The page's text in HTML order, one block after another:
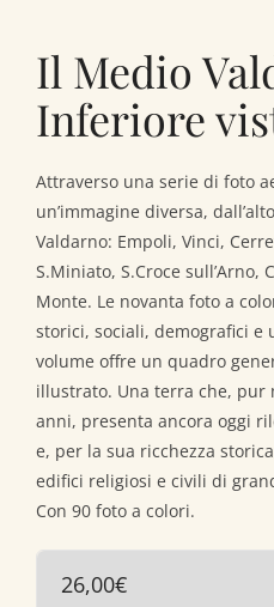
Il Medio
Inferiore
Attraverso una serie di foto
un’immagine diversa,
Valdarno: Empoli, Vinci,
S.Miniato, S.Croce sull’Arno,
Monte. Le novanta foto a
storici, sociali, demografici
volume offre un quadro
illustrato. Una terra che,
anni, presenta ancora oggi
e, per la sua ricchezza
edifici religiosi e civili di
Con 90 foto a colori.
26,00€